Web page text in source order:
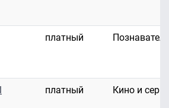
платный
платный Кино и